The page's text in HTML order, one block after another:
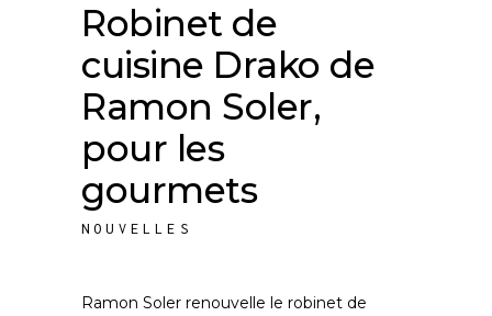
Robinet de
cuisine Drako de
Ramon Soler,
pour les
gourmets
NOUVELLES
Ramon Soler renouvelle le robinet de